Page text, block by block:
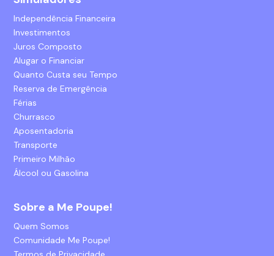
Independência Financeira
Investimentos
Juros Composto
Alugar o Financiar
Quanto Custa seu Tempo
Reserva de Emergência
Férias
Churrasco
Aposentadoria
Transporte
Primeiro Milhão
Álcool ou Gasolina
Sobre a Me Poupe!
Quem Somos
Comunidade Me Poupe!